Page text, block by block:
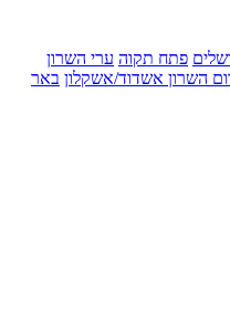
פתח תקוה ערי השרון
אשדוד/אשקלון באר